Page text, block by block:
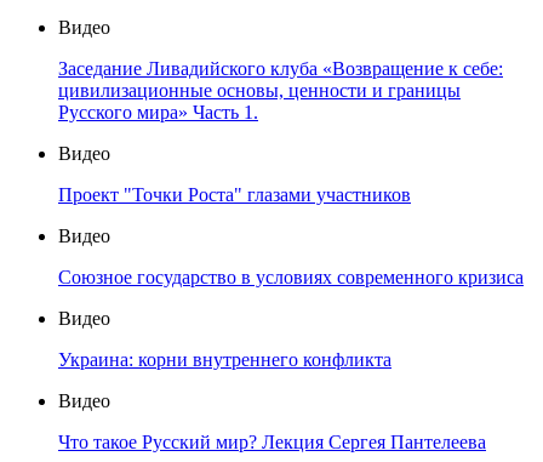
Видео
Заседание Ливадийского клуба «Возвращение к себе:
цивилизационные основы, ценности и границы
Русского мира» Часть 1.
Видео
Проект "Точки Роста" глазами участников
Видео
Союзное государство в условиях современного кризиса
Видео
Украина: корни внутреннего конфликта
Видео
Что такое Русский мир? Лекция Сергея Пантелеева